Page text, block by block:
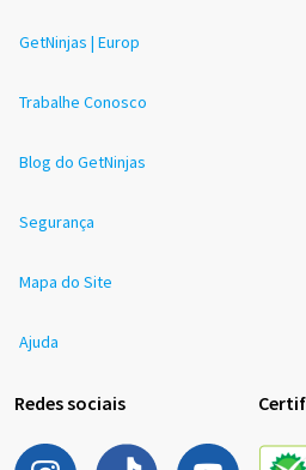
GetNinjas | Europ
Trabalhe Conosco
Blog do GetNinjas
Segurança
Mapa do Site
Ajuda
Redes sociais